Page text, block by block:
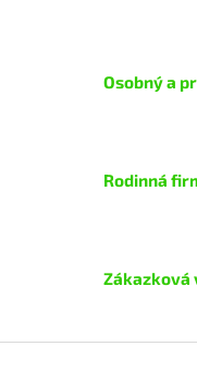
Osobný a
Rodinná
Zákazková